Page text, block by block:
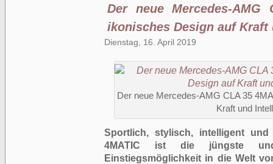
Der neue Mercedes-AMG
ikonisches Design auf
Dienstag, 16. April 2019
Der neue Mercedes-AMG CLA 35
Kraft und
Sportlich, stylisch, intelligent
4MATIC ist die jüngste und
Einstiegsmöglichkeit in die Welt